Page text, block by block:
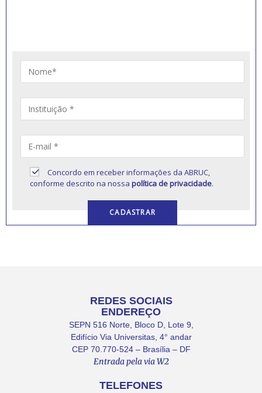
Concordo em receber informações da ABRUC,
conforme descrito na nossapolítica de privacidade.
REDES SOCIAIS
ENDEREÇO
SEPN 516 Norte, Bloco D, Lote 9,
Edifício Via Universitas, 4° andar
CEP 70.770-524 – Brasília – DF
Entrada pela via W2
TELEFONES